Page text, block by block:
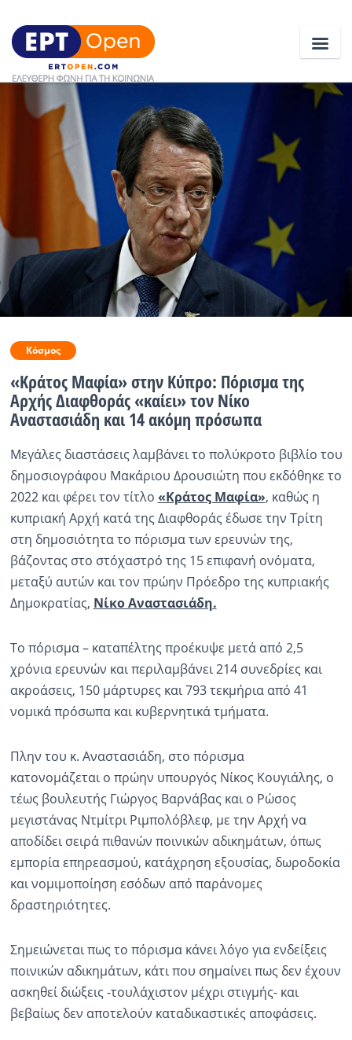
Ειδήσεις
Ελλάδα
Κοινωνία
Πολιτική
Οικονομία
Ραδιόφωνο LIVE
Πολιτισμός
Κόσμος
«Κράτος Μαφία» στην Κύπρο: Πόρισμα της
Αρχής Διαφθοράς «καίει» τον Νίκο
Αναστασιάδη και 14 ακόμη πρόσωπα
Μεγάλες διαστάσεις λαμβάνει το πολύκροτο βιβλίο του
δημοσιογράφου Μακάριου Δρουσιώτη που εκδόθηκε το
2022 και φέρει τον τίτλο «Κράτος Μαφία», καθώς η
κυπριακή Αρχή κατά της Διαφθοράς έδωσε την Τρίτη
στη δημοσιότητα το πόρισμα των ερευνών της,
βάζοντας στο στόχαστρό της 15 επιφανή ονόματα,
μεταξύ αυτών και τον πρώην Πρόεδρο της κυπριακής
Δημοκρατίας, Νίκο Αναστασιάδη.
Το πόρισμα – καταπέλτης προέκυψε μετά από 2,5
χρόνια ερευνών και περιλαμβάνει 214 συνεδρίες και
ακροάσεις, 150 μάρτυρες και 793 τεκμήρια από 41
νομικά πρόσωπα και κυβερνητικά τμήματα.
Πλην του κ. Αναστασιάδη, στο πόρισμα
κατονομάζεται ο πρώην υπουργός Νίκος Κουγιάλης, ο
τέως βουλευτής Γιώργος Βαρνάβας και ο Ρώσος
μεγιστάνας Ντμίτρι Ριμπολόβλεφ, με την Αρχή να
αποδίδει σειρά πιθανών ποινικών αδικημάτων, όπως
εμπορία επηρεασμού, κατάχρηση εξουσίας, δωροδοκία
και νομιμοποίηση εσόδων από παράνομες
δραστηριότητες.
Σημειώνεται πως το πόρισμα κάνει λόγο για ενδείξεις
ποινικών αδικημάτων, κάτι που σημαίνει πως δεν έχουν
ασκηθεί διώξεις -τουλάχιστον μέχρι στιγμής- και
βεβαίως δεν αποτελούν καταδικαστικές αποφάσεις.